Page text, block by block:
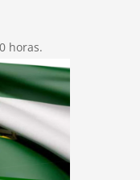
horas.